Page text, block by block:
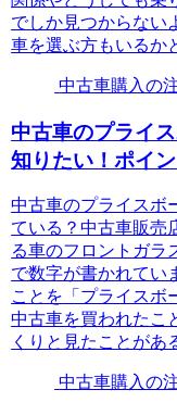
でしか見つからない
車を選ぶ方もいるか
中古車購入の
中古車のプライ
知りたい！ポイ
中古車のプライスボ
ている？中古車販売
る車のフロントガラ
で数字が書かれてい
ことを「プライスボ
中古車を買われたこ
くりと見たことがあ
中古車購入の